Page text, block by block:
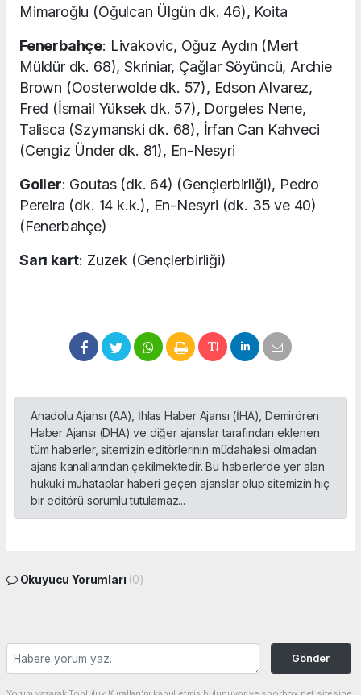
Mimaroğlu (Oğulcan Ülgün dk. 46), Koita
Fenerbahçe: Livakovic, Oğuz Aydın (Mert
Müldür dk. 68), Skriniar, Çağlar Söyüncü, Archie
Brown (Oosterwolde dk. 57), Edson Alvarez,
Fred (İsmail Yüksek dk. 57), Dorgeles Nene,
Talisca (Szymanski dk. 68), İrfan Can Kahveci
(Cengiz Ünder dk. 81), En-Nesyri
Goller: Goutas (dk. 64) (Gençlerbirliği), Pedro
Pereira (dk. 14 k.k.), En-Nesyri (dk. 35 ve 40)
(Fenerbahçe)
Sarı kart: Zuzek (Gençlerbirliği)
Anadolu Ajansı (AA), İhlas Haber Ajansı (İHA), Demirören
Haber Ajansı (DHA) ve diğer ajanslar tarafından eklenen
tüm haberler, sitemizin editörlerinin müdahalesi olmadan
ajans kanallarından çekilmektedir. Bu haberlerde yer alan
hukuki muhataplar haberi geçen ajanslar olup sitemizin hiç
bir editörü sorumlu tutulamaz...
Okuyucu Yorumları (0)
Gönder